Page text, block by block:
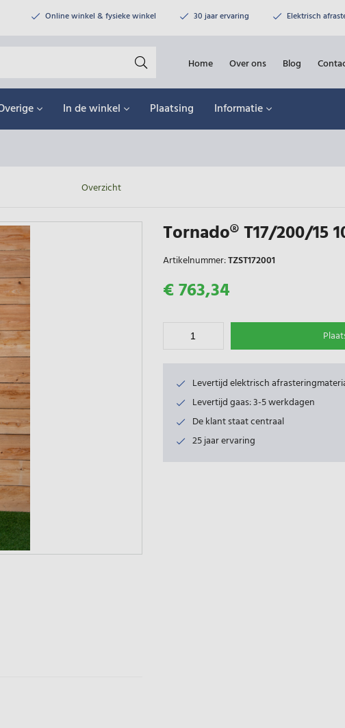
Online winkel & fysieke winkel 30 jaar ervaring Elektrisch
Home Over ons Blog
In de winkel Plaatsing Informatie
Overzicht
Tornado® T17/200/15
Artikelnummer:TZST172001
€ 763,34
Levertijd elektrisch
Levertijd gaas: 3-5 werkdagen
De klant staat centraal
25 jaar ervaring